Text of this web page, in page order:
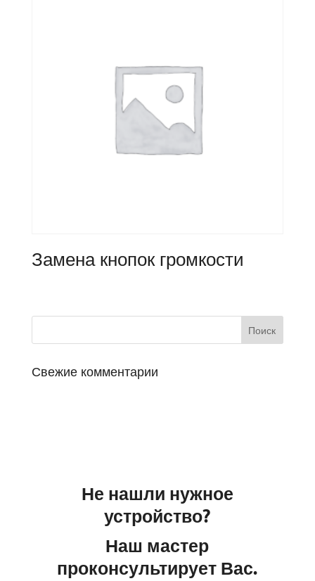
Замена кнопок громкости
Свежие комментарии
Не нашли нужное
устройство?
Наш мастер
проконсультирует Вас.